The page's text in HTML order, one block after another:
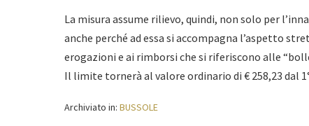
La misura assume rilievo, quindi, non solo per
anche perché ad essa si accompagna l’aspetto
erogazioni e ai rimborsi che si riferiscono alle
Il limite tornerà al valore ordinario di € 258,23 dal
Archiviato in: BUSSOLE